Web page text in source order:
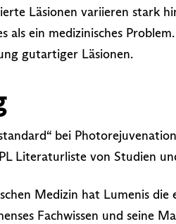
Läsionen variieren stark
als ein medizinisches
gutartiger Läsionen.
bei
Literaturliste von Studien
Medizin hat Lumenis
Fachwissen und seine